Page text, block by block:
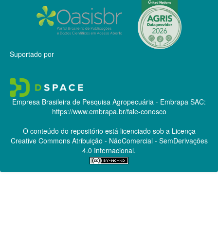
Suportado por
Empresa Brasileira de Pesquisa Agropecuária - Embrapa SAC:
https://www.embrapa.br/fale-conosco
O conteúdo do repositório está licenciado sob a Licença
Creative CommonsAtribuição - NãoComercial - SemDerivações
4.0 Internacional.